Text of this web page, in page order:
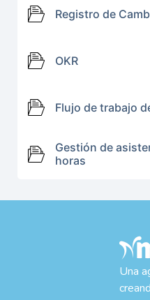
Registro de
OKR
Flujo de trabajo
Gestión de
horas
Una